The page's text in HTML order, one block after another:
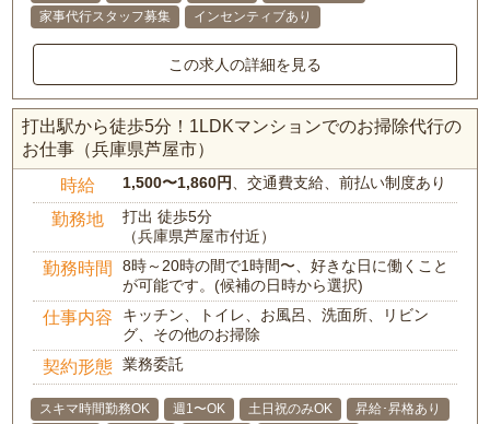
家事代行スタッフ募集
インセンティブあり
この求人の詳細を見る
打出駅から徒歩5分！1LDKマンションでのお掃除代行の
お仕事（兵庫県芦屋市）
時給 1,500〜1,860円 、交通費支給、前払い制度あり
勤務地
打出 徒歩5分
（兵庫県芦屋市付近）
勤務時間
8時～20時の間で1時間〜、好きな日に働くこと
が可能です。(候補の日時から選択)
仕事内容
キッチン、トイレ、お風呂、洗面所、リビン
グ、その他のお掃除
契約形態 業務委託
スキマ時間勤務OK 週1〜OK 土日祝のみOK
昇給･昇格あり